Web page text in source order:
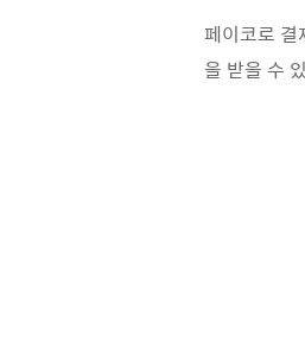
페이코로 결
을 받을 수